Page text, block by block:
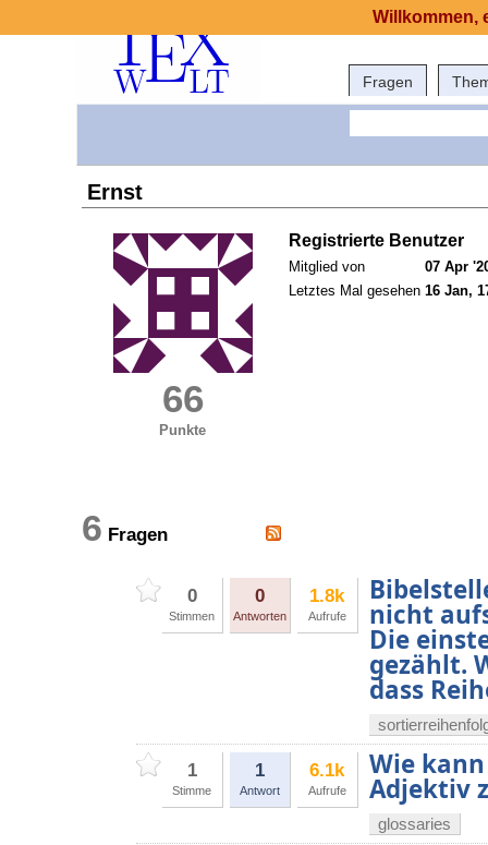
Fragen
Ernst
66
Punkte
Registrierte Benutzer
Mitglied von
07 Apr
Letztes Mal gesehen 16 Jan,
6 Fragen
0
Stimmen
0
Antworten
1.8k
Aufrufe nicht
Die
gezählt.
dass
1
Stimme
1
Antwort
6.1k
Aufrufe
Wie
Adjektiv
glossaries
Willkommen,